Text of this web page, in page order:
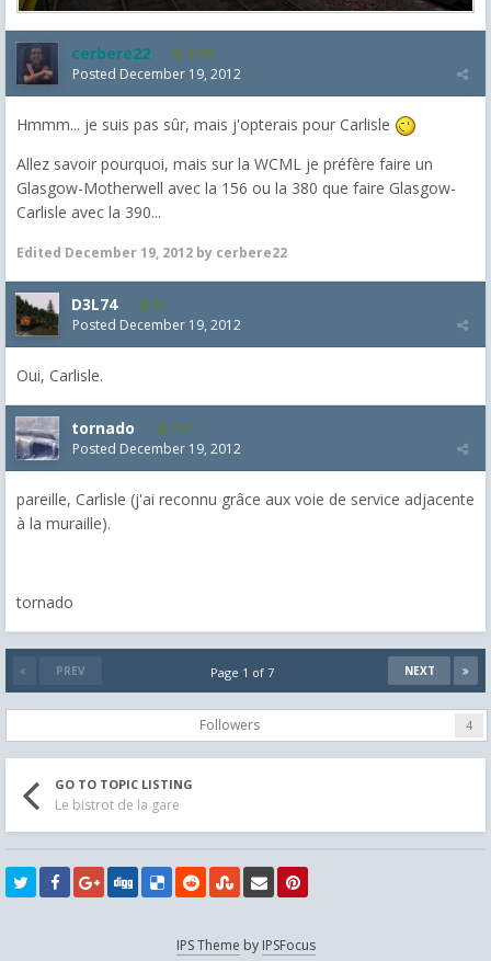
cerbere22 4,385
Posted December 19, 2012
Hmmm... je suis pas sûr, mais j'opterais pour Carlisle
Allez savoir pourquoi, mais sur la WCML je préfère faire un
Glasgow-Motherwell avec la 156 ou la 380 que faire Glasgow-
Carlisle avec la 390...
Edited December 19, 2012 by cerbere22
D3L74 35
Posted December 19, 2012
Oui, Carlisle.
tornado 116
Posted December 19, 2012
pareille, Carlisle (j'ai reconnu grâce aux voie de service adjacente
à la muraille).
tornado
PREV NEXT
Page 1 of 7
Followers 4
GO TO TOPIC LISTING
Le bistrot de la gare
IPS Theme by IPSFocus